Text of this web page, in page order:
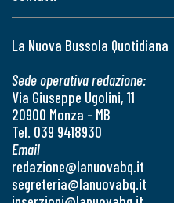
La Nuova Bussola Quotidiana
Sede operativa redazione:
Via Giuseppe Ugolini, 11
20900 Monza - MB
Tel. 039 9418930
Email
redazione@lanuovabq.it
segreteria@lanuovabq.it